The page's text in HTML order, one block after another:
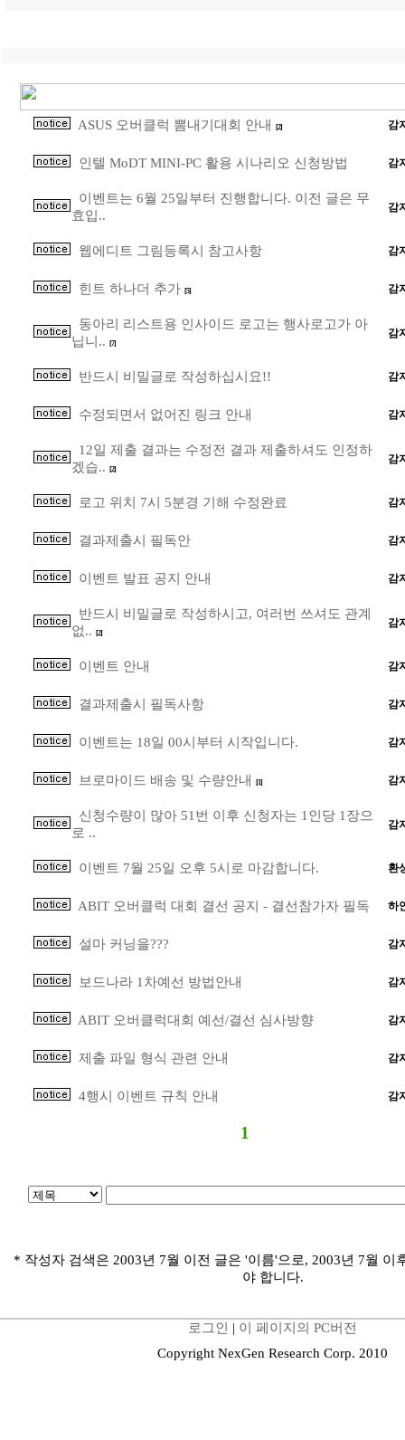
ASUS 오버클럭 뽐내기대회 안내 [2] 감
인텔 MoDT MINI-PC 활용 시나리오 신청방법 감
이벤트는 6월 25일부터 진행합니다. 이전 글은 무
효입..
감
웹에디트 그림등록시 참고사항 감
힌트 하나더 추가 [5] 감
동아리 리스트용 인사이드 로고는 행사로고가 아
닙니..
[7]
감
반드시 비밀글로 작성하십시요!! 감
수정되면서 없어진 링크 안내 감
12일 제출 결과는 수정전 결과 제출하셔도 인정하
겠습..
[2]
감
로고 위치 7시 5분경 기해 수정완료 감
결과제출시 필독안 감
이벤트 발표 공지 안내 감
반드시 비밀글로 작성하시고, 여러번 쓰셔도 관계
없..
[2]
감
이벤트 안내 감
결과제출시 필독사항 감
이벤트는 18일 00시부터 시작입니다. 감
브로마이드 배송 및 수량안내 [1] 감
신청수량이 많아 51번 이후 신청자는 1인당 1장으
로 ..
감
이벤트 7월 25일 오후 5시로 마감합니다. 환
ABIT 오버클럭 대회 결선 공지 - 결선참가자 필독 하
설마 커닝을??? 감
보드나라 1차예선 방법안내 감
ABIT 오버클럭대회 예선/결선 심사방향 감
제출 파일 형식 관련 안내 감
4행시 이벤트 규칙 안내 감
1
* 작성자 검색은 2003년 7월 이전 글은 '이름'으로, 2003년 7월 이
야 합니다.
로그인 | 이 페이지의 PC버전
Copyright NexGen Research Corp. 2010